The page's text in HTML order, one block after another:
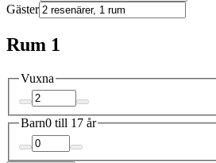
Gäster
Rum 1
Vuxna
Barn0 till 17 år